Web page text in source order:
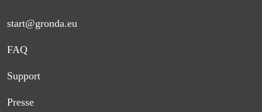
start@gronda.eu
FAQ
Support
Presse